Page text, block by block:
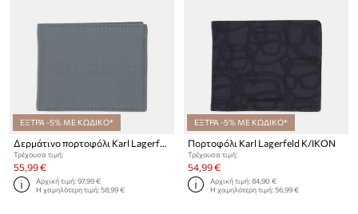
ΕΞΤΡΑ -5% ΜΕ ΚΩΔΙΚΟ*
Δερμάτινο πορτοφόλι Karl Lagerfeld K/RSG
Τρέχουσα τιμή:
55,99 €
Αρχική τιμή:97,99 €
Η χαμηλότερη τιμή:58,99 €
ΕΞΤΡΑ -5% ΜΕ ΚΩΔΙΚΟ*
Πορτοφόλι Karl Lagerfeld K/IKON
Τρέχουσα τιμή:
54,99 €
Αρχική τιμή:84,90 €
Η χαμηλότερη τιμή:56,99 €